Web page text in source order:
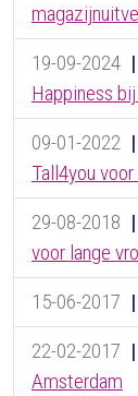
19-09-2024 |
Happiness
09-01-2022 |
Tall4you
29-08-2018 |
voor lange
15-06-2017 |
22-02-2017 |
Amsterdam